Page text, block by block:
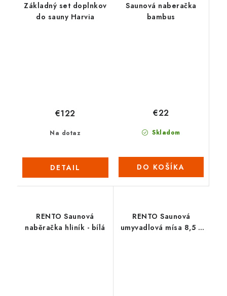
Základný set doplnkov
do sauny Harvia
Na dotaz
€122
DETAIL
Saunová naberačka
bambus
Skladom
€22
DO KOŠÍKA
RENTO Saunová
naběračka hliník - bílá
RENTO Saunová
umyvadlová mísa 8,5 L